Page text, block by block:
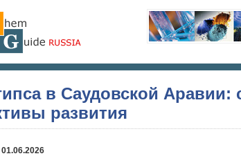
в Саудовской Аравии:
развития